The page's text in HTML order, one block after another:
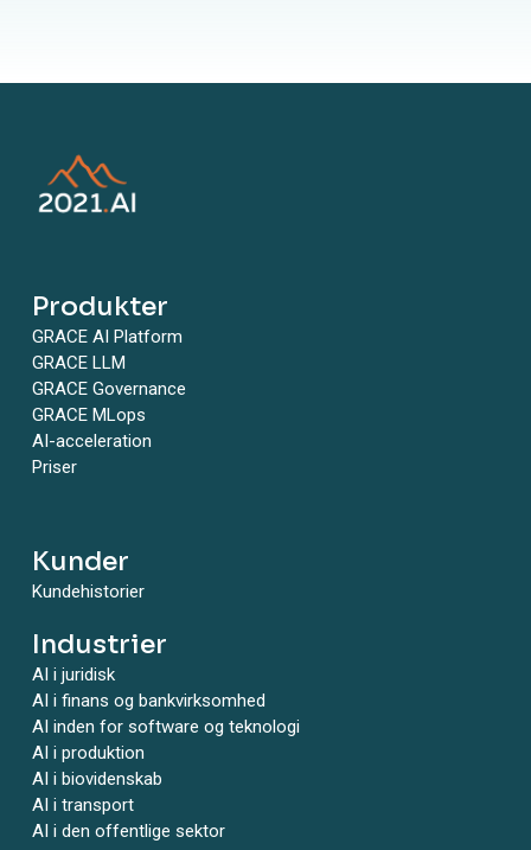
Produkter
GRACE AI Platform
GRACE LLM
GRACE Governance
GRACE MLops
AI-acceleration
Priser
Kunder
Kundehistorier
Industrier
AI i juridisk
AI i finans og bankvirksomhed
AI inden for software og teknologi
AI i produktion
AI i biovidenskab
AI i transport
AI i den offentlige sektor